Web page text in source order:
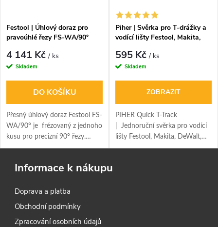
Festool | Úhlový doraz pro
pravoúhlé řezy FS-WA/90°
4 141 Kč/ ks
Skladem
DO KOŠÍKU
Přesný úhlový doraz Festool FS-
WA/90° je frézovaný z jednoho
kusu pro precizní 90° řezy.
Rychlé a jednoduché spojení s
Piher | Svěrka pro T-drážky a
vodící lišty Festool, Makita,
595 Kč/ ks
Skladem
ZOBRAZIT
PIHER Quick T-Track
| Jednoruční svěrka pro vodící
lišty Festool, Makita, DeWalt,
Milescraft a další T- drážky. Díky
Informace k nákupu
Doprava a platba
Obchodní podmínky
Zpracování osobních údajů